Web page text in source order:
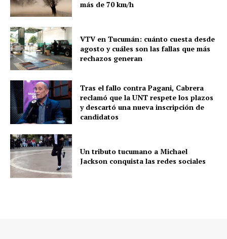
más de 70 km/h
VTV en Tucumán: cuánto cuesta desde
agosto y cuáles son las fallas que más
rechazos generan
Tras el fallo contra Pagani, Cabrera
reclamó que la UNT respete los plazos
y descartó una nueva inscripción de
candidatos
Un tributo tucumano a Michael
Jackson conquista las redes sociales